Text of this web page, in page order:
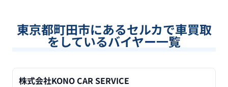
東京都町田市にあるセルカで車買取
をしているバイヤー一覧
株式会社KONO CAR SERVICE